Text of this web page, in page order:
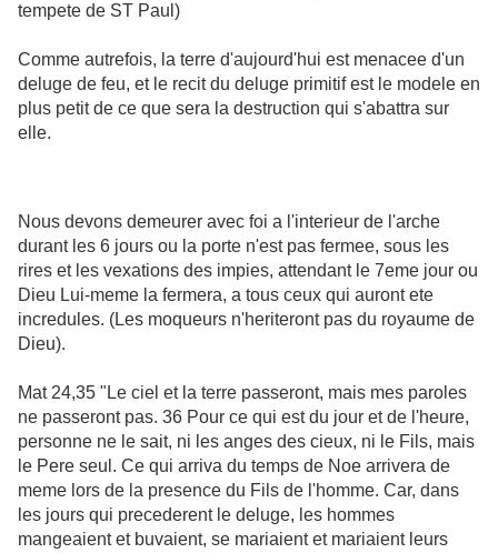
tempete de ST Paul)
Comme autrefois, la terre d'aujourd'hui est menacee d'un
deluge de feu, et le recit du deluge primitif est le modele en
plus petit de ce que sera la destruction qui s'abattra sur
elle.
Nous devons demeurer avec foi a l'interieur de l'arche
durant les 6 jours ou la porte n'est pas fermee, sous les
rires et les vexations des impies, attendant le 7eme jour ou
Dieu Lui-meme la fermera, a tous ceux qui auront ete
incredules. (Les moqueurs n'heriteront pas du royaume de
Dieu).
Mat 24,35 "Le ciel et la terre passeront, mais mes paroles
ne passeront pas. 36 Pour ce qui est du jour et de l'heure,
personne ne le sait, ni les anges des cieux, ni le Fils, mais
le Pere seul. Ce qui arriva du temps de Noe arrivera de
meme lors de la presence du Fils de l'homme. Car, dans
les jours qui precederent le deluge, les hommes
mangeaient et buvaient, se mariaient et mariaient leurs